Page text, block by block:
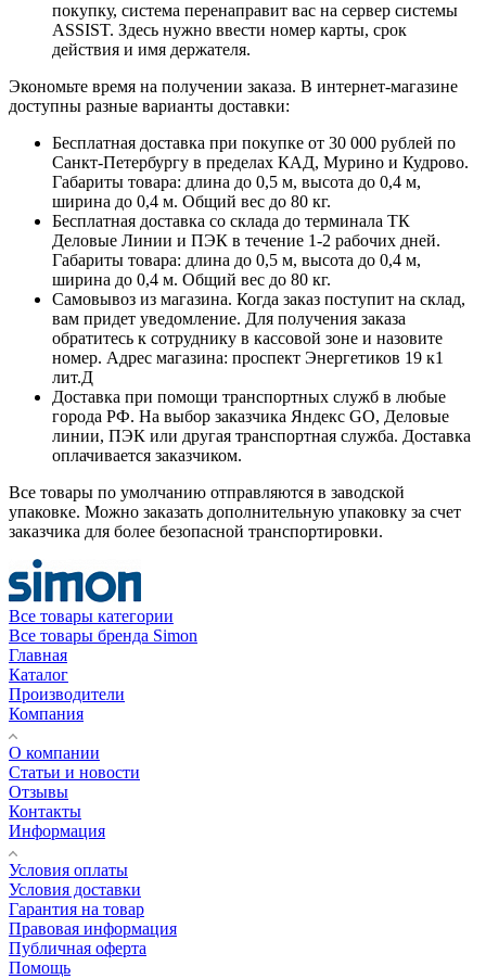
покупку, система перенаправит вас на сервер системы
ASSIST. Здесь нужно ввести номер карты, срок
действия и имя держателя.
Экономьте время на получении заказа. В интернет-магазине
доступны разные варианты доставки:
Бесплатная доставка при покупке от 30 000 рублей по
Санкт-Петербургу в пределах КАД, Мурино и Кудрово.
Габариты товара: длина до 0,5 м, высота до 0,4 м,
ширина до 0,4 м. Общий вес до 80 кг.
Бесплатная доставка со склада до терминала ТК
Деловые Линии и ПЭК в течение 1-2 рабочих дней.
Габариты товара: длина до 0,5 м, высота до 0,4 м,
ширина до 0,4 м. Общий вес до 80 кг.
Самовывоз из магазина. Когда заказ поступит на склад,
вам придет уведомление. Для получения заказа
обратитесь к сотруднику в кассовой зоне и назовите
номер. Адрес магазина: проспект Энергетиков 19 к1
лит.Д
Доставка при помощи транспортных служб в любые
города РФ. На выбор заказчика Яндекс GO, Деловые
линии, ПЭК или другая транспортная служба. Доставка
оплачивается заказчиком.
Все товары по умолчанию отправляются в заводской
упаковке. Можно заказать дополнительную упаковку за счет
заказчика для более безопасной транспортировки.
Все товары категории
Все товары бренда Simon
Главная
Каталог
Производители
Компания
О компании
Статьи и новости
Отзывы
Контакты
Информация
Условия оплаты
Условия доставки
Гарантия на товар
Правовая информация
Публичная оферта
Помощь